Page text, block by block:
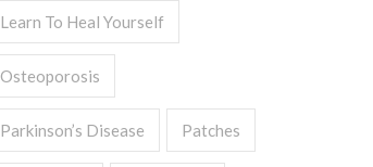
Learn To Heal Yourself
Osteoporosis
Parkinson’s Disease Patches